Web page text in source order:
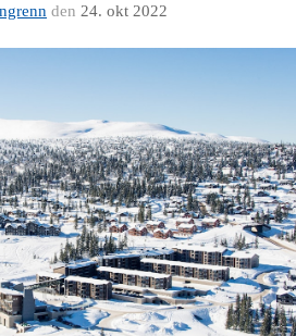
den 24. okt 2022